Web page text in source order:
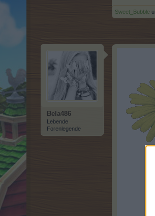
Sweet_Bubble
Bela486
Lebende
Forenlegende